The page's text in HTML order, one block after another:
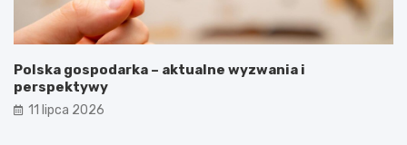
Polska gospodarka – aktualne wyzwania i
perspektywy
11 lipca 2026